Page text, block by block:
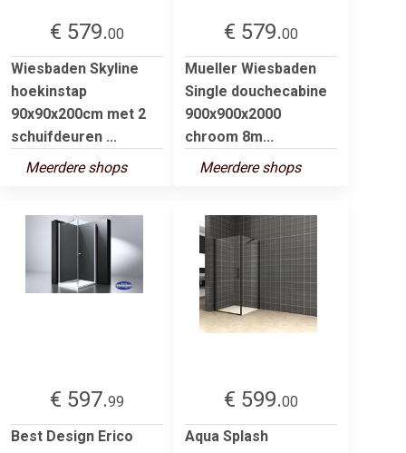
€ 579.00
Wiesbaden Skyline
hoekinstap
90x90x200cm met 2
schuifdeuren ...
Meerdere shops
€ 579.00
Mueller Wiesbaden
Single douchecabine
900x900x2000
chroom 8m...
Meerdere shops
€ 597.99
Best Design Erico
€ 599.00
Aqua Splash